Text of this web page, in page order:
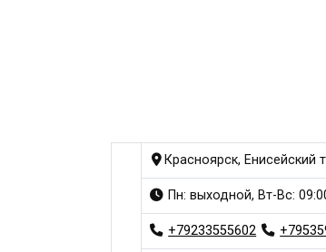
Красноярск, Енисейский
Пн: выходной, Вт-Вс:
+79233555602